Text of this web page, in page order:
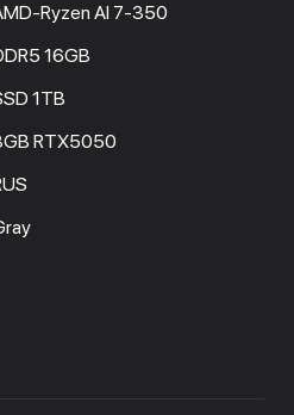
Ryzen AI 7-350
16GB
1TB
RTX5050